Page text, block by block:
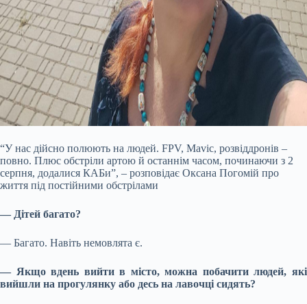
“У нас дійсно полюють на людей. FPV, Mavic, розвіддронів –
повно. Плюс обстріли артою й останнім часом, починаючи з 2
серпня, додалися КАБи”, – розповідає Оксана Погомій про
життя під постійними обстрілами
— Дітей багато?
— Багато. Навіть немовлята є.
— Якщо вдень вийти в місто, можна побачити людей, які
вийшли на прогулянку або десь на лавочці сидять?